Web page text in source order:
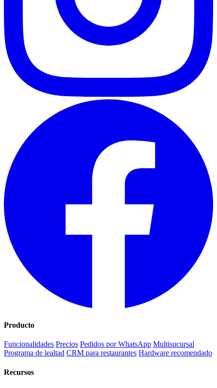
Producto
Funcionalidades Precios Pedidos por WhatsApp Multisucursal
Programa de lealtad CRM para restaurantes Hardware recomendado
Recursos